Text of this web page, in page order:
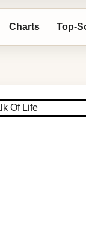
Charts Top-